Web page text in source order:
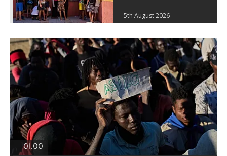
5th August 2026
01:00